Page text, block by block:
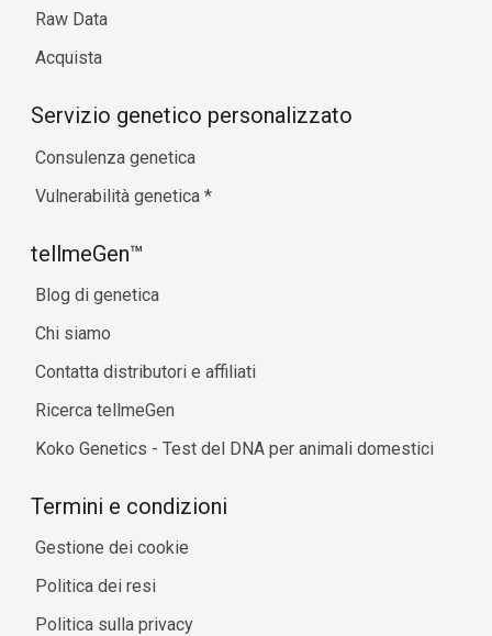
Raw Data
Acquista
Servizio genetico personalizzato
Consulenza genetica
Vulnerabilità genetica *
tellmeGen™
Blog di genetica
Chi siamo
Contatta distributori e affiliati
Ricerca tellmeGen
Koko Genetics - Test del DNA per animali domestici
Termini e condizioni
Gestione dei cookie
Politica dei resi
Politica sulla privacy